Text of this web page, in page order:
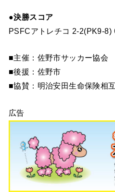
●決勝スコア
PSFCアトレチコ 2-2(PK9-8)
■主催：佐野市サッカー協会
■後援：佐野市
■協賛：明治安田生命保険相
広告